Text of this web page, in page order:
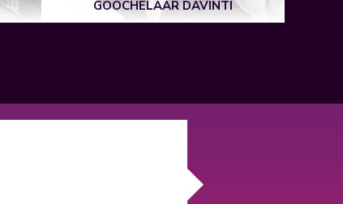
GOOCHELAAR DAVINTI